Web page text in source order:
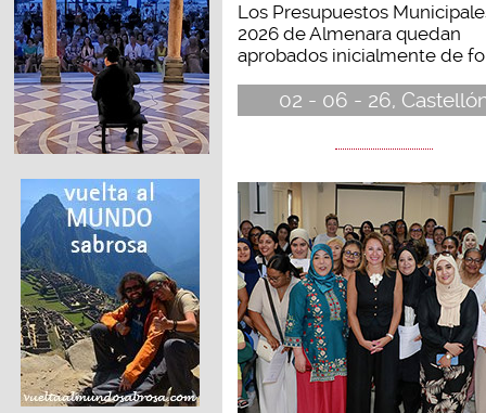
Los Presupuestos
2026 de Almenara quedan
aprobados inicialmente de
02 - 06 - 26,